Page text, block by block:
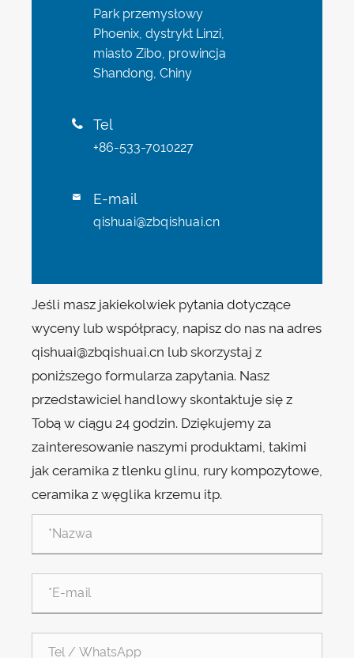
Park przemysłowy
Phoenix, dystrykt Linzi,
miasto Zibo, prowincja
Shandong, Chiny
 Tel
+86-533-7010227
 E-mail
qishuai@zbqishuai.cn
Jeśli masz jakiekolwiek pytania dotyczące
wyceny lub współpracy, napisz do nas na adres
qishuai@zbqishuai.cn lub skorzystaj z
poniższego formularza zapytania. Nasz
przedstawiciel handlowy skontaktuje się z
Tobą w ciągu 24 godzin. Dziękujemy za
zainteresowanie naszymi produktami, takimi
jak ceramika z tlenku glinu, rury kompozytowe,
ceramika z węglika krzemu itp.